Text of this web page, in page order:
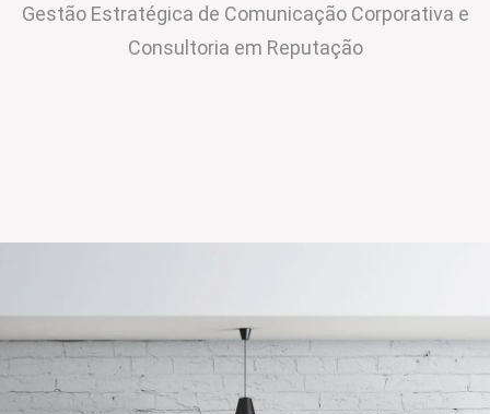
Gestão Estratégica de Comunicação Corporativa e
Consultoria em Reputação